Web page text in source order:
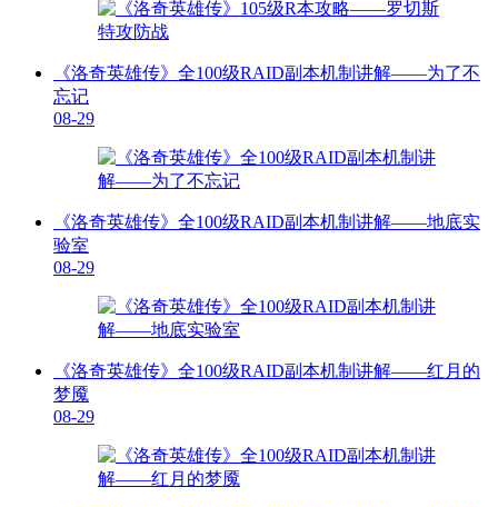
《洛奇英雄传》全100级RAID副本机制讲解——为了不
忘记
08-29
《洛奇英雄传》全100级RAID副本机制讲解——地底实
验室
08-29
《洛奇英雄传》全100级RAID副本机制讲解——红月的
梦魇
08-29